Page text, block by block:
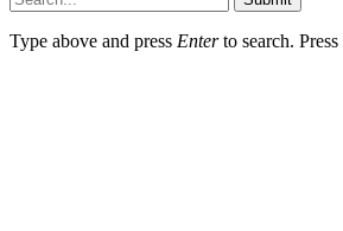
Type above and press Enterto search. Press